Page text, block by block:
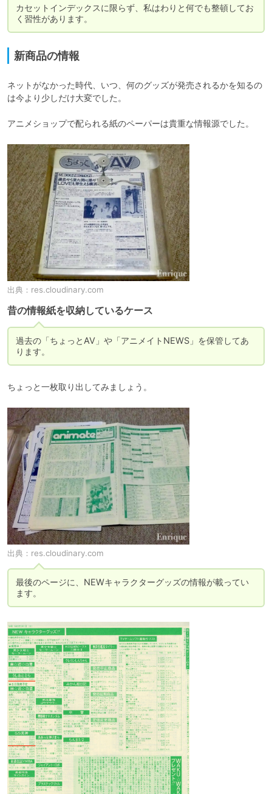
カセットインデックスに限らず、私はわりと何でも整頓してお
く習性があります。
新商品の情報
ネットがなかった時代、いつ、何のグッズが発売されるかを知るの
は今より少しだけ大変でした。
アニメショップで配られる紙のペーパーは貴重な情報源でした。
出典： res.cloudinary.com
昔の情報紙を収納しているケース
過去の「ちょっとAV」や「アニメイトNEWS」を保管してあ
ります。
ちょっと一枚取り出してみましょう。
出典： res.cloudinary.com
最後のページに、NEWキャラクターグッズの情報が載ってい
ます。